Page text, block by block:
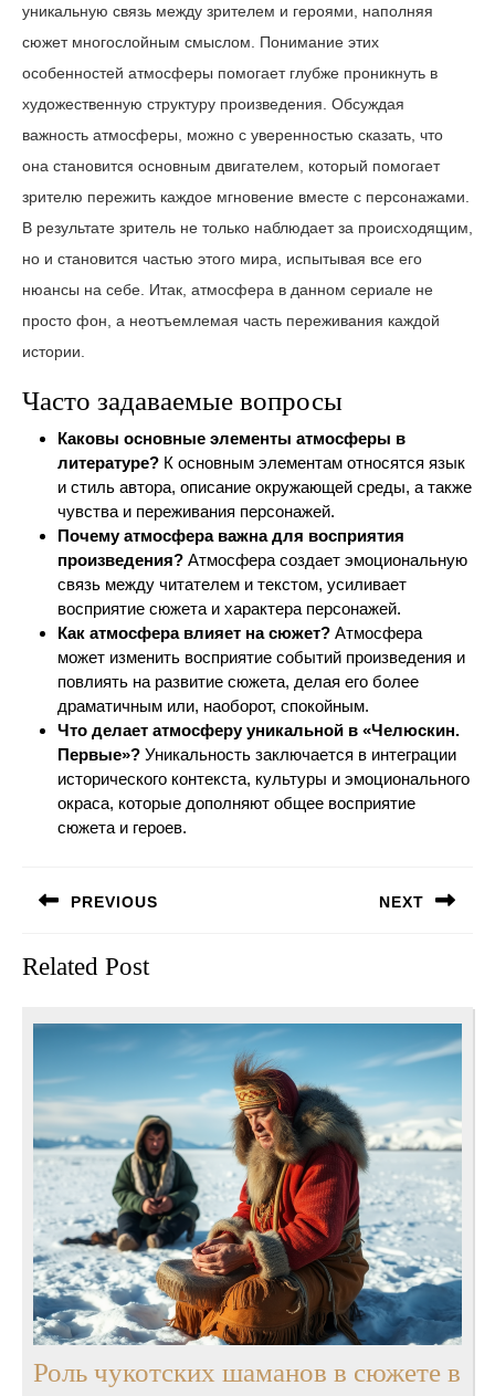
уникальную связь между зрителем и героями, наполняя
сюжет многослойным смыслом. Понимание этих
особенностей атмосферы помогает глубже проникнуть в
художественную структуру произведения. Обсуждая
важность атмосферы, можно с уверенностью сказать, что
она становится основным двигателем, который помогает
зрителю пережить каждое мгновение вместе с персонажами.
В результате зритель не только наблюдает за происходящим,
но и становится частью этого мира, испытывая все его
нюансы на себе. Итак, атмосфера в данном сериале не
просто фон, а неотъемлемая часть переживания каждой
истории.
Часто задаваемые вопросы
Каковы основные элементы атмосферы в
литературе? К основным элементам относятся язык
и стиль автора, описание окружающей среды, а также
чувства и переживания персонажей.
Почему атмосфера важна для восприятия
произведения? Атмосфера создает эмоциональную
связь между читателем и текстом, усиливает
восприятие сюжета и характера персонажей.
Как атмосфера влияет на сюжет? Атмосфера
может изменить восприятие событий произведения и
повлиять на развитие сюжета, делая его более
драматичным или, наоборот, спокойным.
Что делает атмосферу уникальной в «Челюскин.
Первые»? Уникальность заключается в интеграции
исторического контекста, культуры и эмоционального
окраса, которые дополняют общее восприятие
сюжета и героев.
по
PREVIOUS
запись:
NEXT
Related Post
Роль чукотских шаманов в сюжете в